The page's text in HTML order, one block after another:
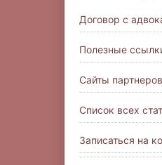
Договор с
Полезные
Сайты
Список всех
Записаться на